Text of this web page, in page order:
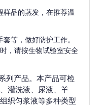
样品的蒸发，在推荐温
等，做好防护工作。
，请按生物试验室安全
列产品。本产品可检
灌洗液、尿液、羊
织匀浆液等多种类型